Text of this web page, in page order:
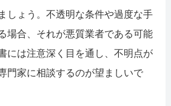
しょう。不透明な条件や過度な手
場合、それが悪質業者である可能
には注意深く目を通し、不明点が
門家に相談するのが望ましいで